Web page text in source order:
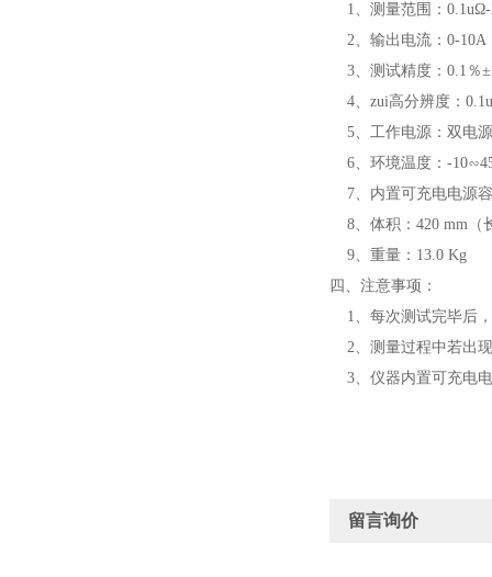
1、测量范围：
2、输出电流：0-10A
3、测试精度：0.1％
4、zui高分辨度：
5、工作电源：双电
6、环境温度：-
7、内置可充电电源
8、体积：420 mm（
9、重量：13.0 Kg
四、注意事项：
1、每次测试完毕后
2、测量过程中若出现
3、仪器内置可充电
留言询价